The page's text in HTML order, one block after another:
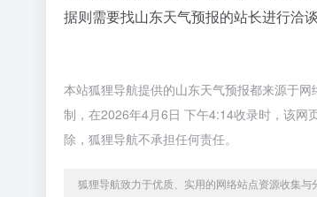
据则需要找山东天气预报的站长进行洽
本站狐狸导航提供的山东天气预报都来源于
制，在2026年4月6日 下午4:14收录时，该网
除，狐狸导航不承担任何责任。
狐狸导航致力于优质、实用的网络站点资源收集与